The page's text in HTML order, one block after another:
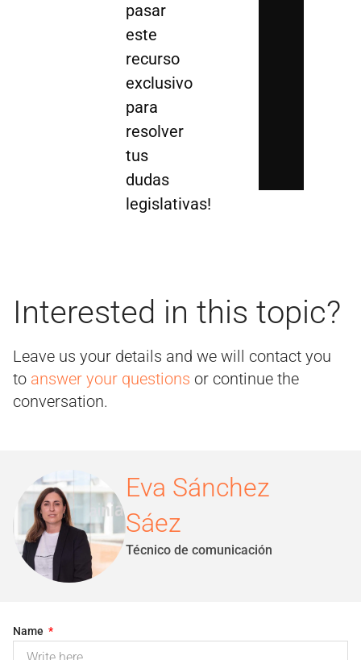
pasar
este
recurso
exclusivo
para
resolver
tus
dudas
legislativas!
Interested in this topic?
Leave us your details and we will contact you
to answer your questions or continue the
conversation.
Eva Sánchez
Sáez
Técnico de comunicación
Name